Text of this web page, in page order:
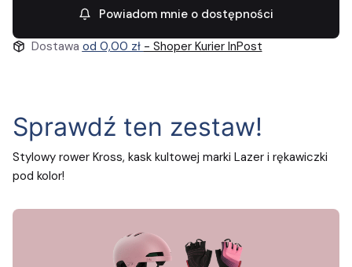
Powiadom mnie o dostępności
Dostawa od 0,00 zł - Shoper Kurier InPost
Sprawdź ten zestaw!
Stylowy rower Kross, kask kultowej marki Lazer i rękawiczki
pod kolor!